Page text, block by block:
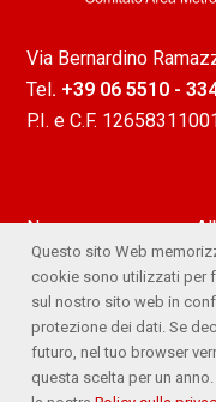
Via Bernardino
Tel. +39 06 5510 -
P.I. e C.F.
News
Attività
Lavora con noi
Whistleblowing
Questo sito Web
cookie sono utilizzati per
sul nostro sito web in
protezione dei dati. Se
futuro, nel tuo browser
questa scelta per un